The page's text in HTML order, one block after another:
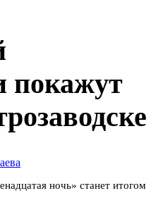
покажут
ночь» станет итогом